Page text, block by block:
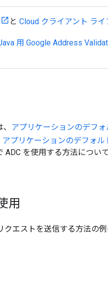
と Cloud クライアント ラ
用 Google Address
アプリケーションのデフォ
アプリケーションのデフォ
を使用する方法について
用
エストを送信する方法の例